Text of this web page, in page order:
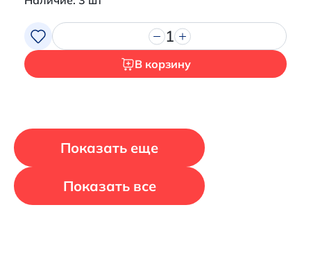
1
В корзину
Показать еще
Показать все